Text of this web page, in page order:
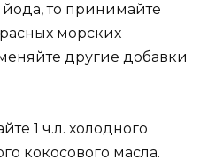
то принимайте
морских
другие добавки
1 ч.л. холодного
кокосового масла.